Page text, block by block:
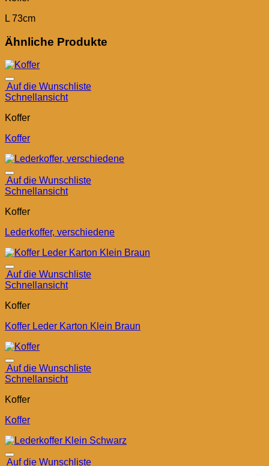
L 73cm
Ähnliche Produkte
Auf die Wunschliste
Schnellansicht
Koffer
Koffer
Auf die Wunschliste
Schnellansicht
Koffer
Lederkoffer, verschiedene
Auf die Wunschliste
Schnellansicht
Koffer
Koffer Leder Karton Klein Braun
Auf die Wunschliste
Schnellansicht
Koffer
Koffer
Auf die Wunschliste